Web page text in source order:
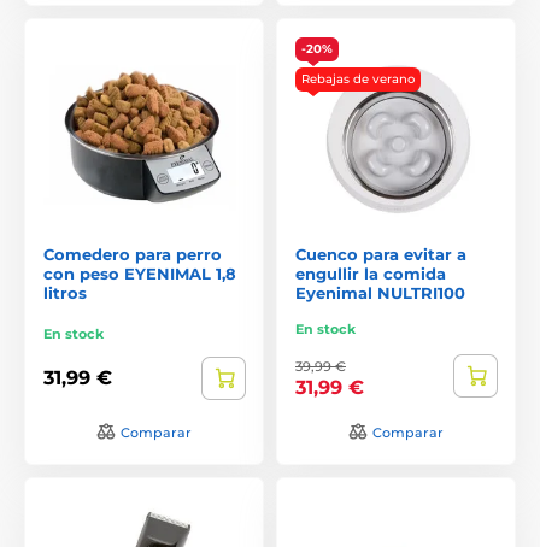
Comedero para perro
con peso EYENIMAL 1,8
litros
En stock
31,99 €
Comparar
-20%
Rebajas de verano
Cuenco para evitar a
engullir la comida
Eyenimal NULTRI100
En stock
39,99 €
31,99 €
Comparar